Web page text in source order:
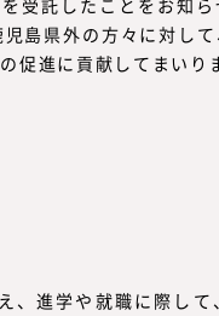
受託したことをお知
島県外の方々に対し
促進に貢献してまいり
、進学や就職に際し